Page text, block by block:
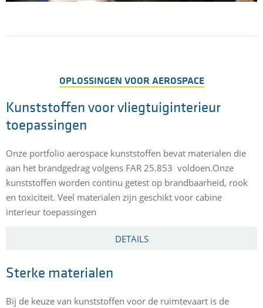
OPLOSSINGEN VOOR AEROSPACE
Kunststoffen voor vliegtuiginterieur
toepassingen
Onze portfolio aerospace kunststoffen bevat materialen die
aan het brandgedrag volgens FAR 25.853 voldoen.Onze
kunststoffen worden continu getest op brandbaarheid, rook
en toxiciteit. Veel materialen zijn geschikt voor cabine
interieur toepassingen
DETAILS
Sterke materialen
Bij de keuze van kunststoffen voor de ruimtevaart is de